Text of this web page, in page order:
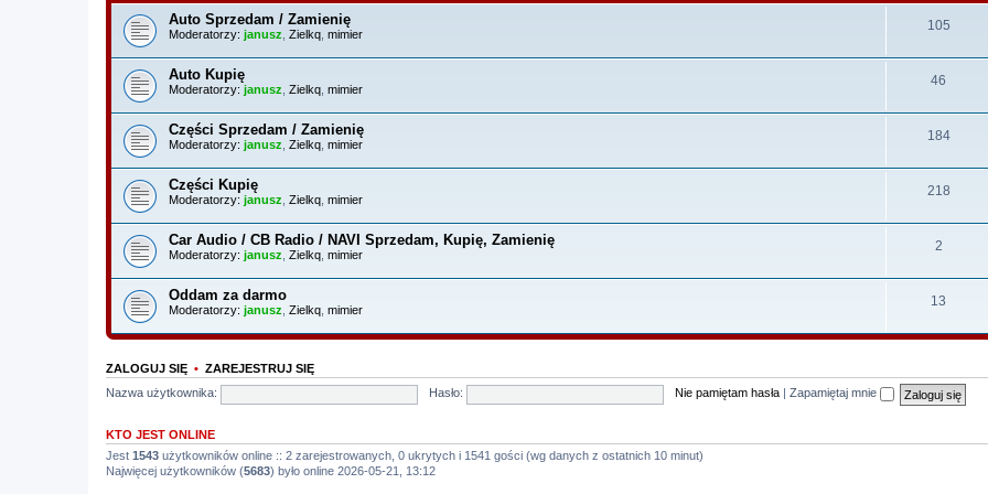
Auto Sprzedam / Zamienię
Moderatorzy: janusz Zielkq mimier
105
Auto Kupię
Moderatorzy: janusz Zielkq mimier
46
Części Sprzedam / Zamienię
Moderatorzy: janusz Zielkq mimier
184
Części Kupię
Moderatorzy: janusz Zielkq mimier
218
Car Audio / CB Radio / NAVI Sprzedam, Kupię, Zamienię
Moderatorzy: janusz Zielkq mimier
2
Oddam za darmo
Moderatorzy: janusz Zielkq mimier
13
ZALOGUJ SIĘ • ZAREJESTRUJ SIĘ
Nazwa użytkownika:
Hasło: Nie pamiętam hasła Zapamiętaj mnie
KTO JEST ONLINE
Jest 1543 użytkowników online :: 2 zarejestrowanych, 0 ukrytych i 1541 gości (wg danych z ostatnich 10 minut)
Najwięcej użytkowników (5683) było online 2026-05-21, 13:12